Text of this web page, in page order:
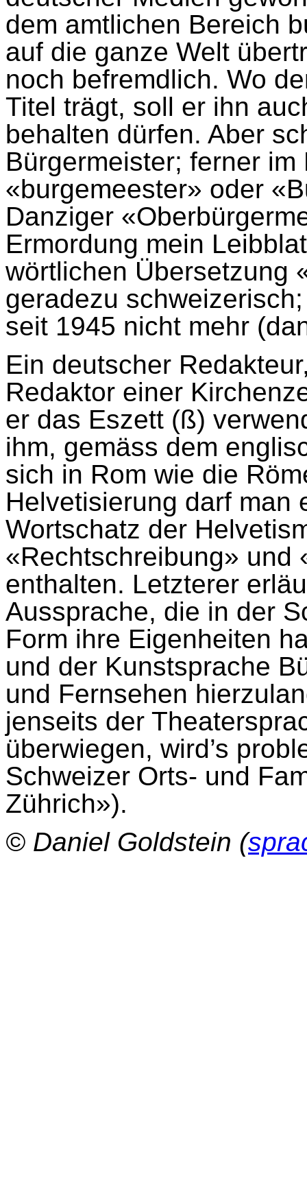
dem amtlichen Bereich
auf die ganze Welt
noch befremdlich. Wo
Titel trägt, soll er ihn
behalten dürfen. Aber
Bürgermeister; ferner
«burgemeester» oder
Danziger
Ermordung mein
wörtlichen Übersetzung
geradezu
seit 1945 nicht mehr
Ein deutscher
Redaktor einer
er das Eszett (ß)
ihm, gemäss dem
sich in Rom wie die
Helvetisierung darf man
Wortschatz der
«Rechtschreibung» und
enthalten. Letzterer
Aussprache, die in der
Form ihre Eigenheiten
und der Kunstsprache
und Fernsehen
jenseits der
überwiegen, wird’s
Schweizer Orts- und
Zührich»).
© Daniel Goldstein (